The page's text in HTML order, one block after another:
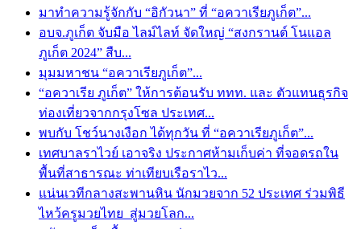
มาทำความรู้จักกับ “อิกัวนา” ที่ “อควาเรียภูเก็ต”...
อบจ.ภูเก็ต จับมือ ไลม์ไลท์ จัดใหญ่ “สงกรานต์ โนแอล
ภูเก็ต 2024” สืบ...
มุมมหาชน “อควาเรียภูเก็ต”...
“อควาเรีย ภูเก็ต” ให้การต้อนรับ ททท. และ ตัวแทนธุรกิจ
ท่องเที่ยวจากกรุงโซล ประเทศ...
พบกับ โชว์นางเงือก ได้ทุกวัน ที่ “อควาเรียภูเก็ต”...
เทศบาลราไวย์ เอาจริง ประกาศห้ามเก็บค่า ที่จอดรถใน
พื้นที่สาธารณะ ท่าเทียบเรือราไว...
แน่นเวทีกลางสะพานหิน นักมวยจาก 52 ประเทศ ร่วมพิธี
ไหว้ครูมวยไทย สู่มวยโลก...